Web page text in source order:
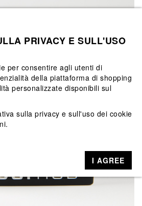
PRIVACY E SULL'USO
per consentire agli utenti di
della piattaforma di shopping
personalizzate disponibili sul
sulla privacy e sull'uso dei cookie
I AGREE